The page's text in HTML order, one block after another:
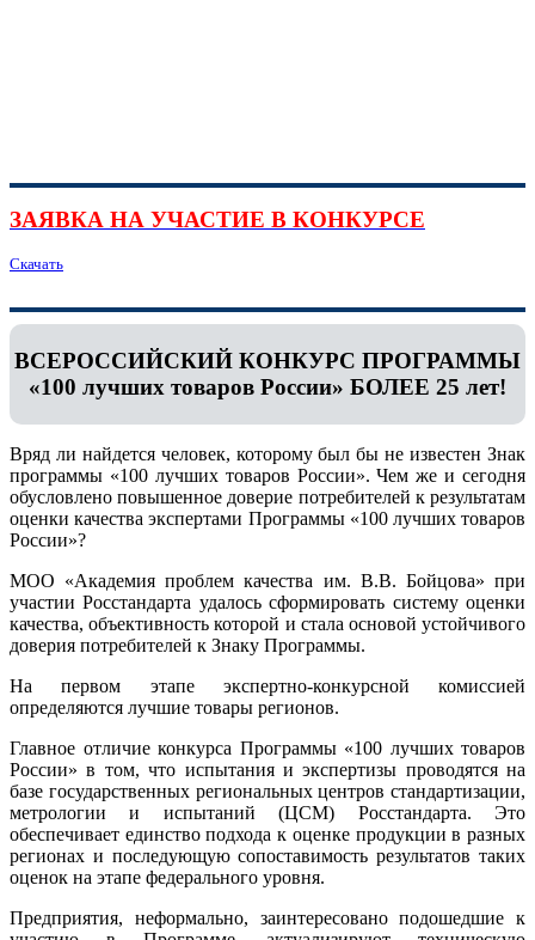
ЗАЯВКА НА УЧАСТИЕ В КОНКУРСЕ
Скачать
ВСЕРОССИЙСКИЙ КОНКУРС ПРОГРАММЫ
«100 лучших товаров России» БОЛЕЕ 25 лет!
Вряд ли найдется человек, которому был бы не известен Знак
программы «100 лучших товаров России». Чем же и сегодня
обусловлено повышенное доверие потребителей к результатам
оценки качества экспертами Программы «100 лучших товаров
России»?
МОО «Академия проблем качества им. В.В. Бойцова» при
участии Росстандарта удалось сформировать систему оценки
качества, объективность которой и стала основой устойчивого
доверия потребителей к Знаку Программы.
На первом этапе экспертно-конкурсной комиссией
определяются лучшие товары регионов.
Главное отличие конкурса Программы «100 лучших товаров
России» в том, что испытания и экспертизы проводятся на
базе государственных региональных центров стандартизации,
метрологии и испытаний (ЦCM) Росстандарта. Это
обеспечивает единство подхода к оценке продукции в разных
регионах и последующую сопоставимость результатов таких
оценок на этапе федерального уровня.
Предприятия, неформально, заинтересовано подошедшие к